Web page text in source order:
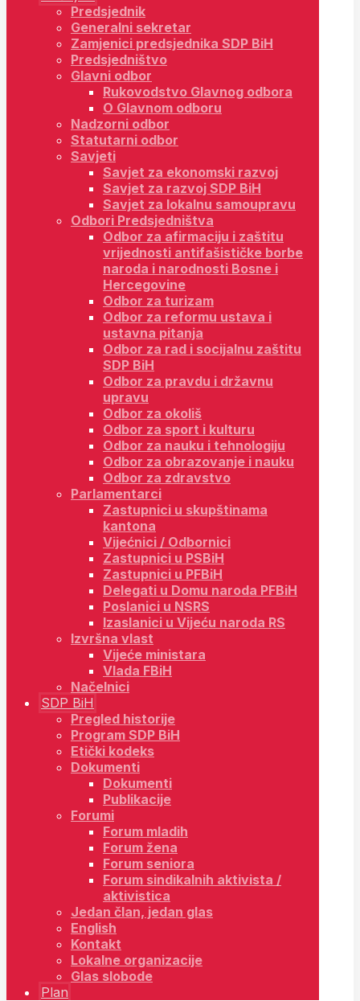
Predsjednik
Generalni sekretar
Zamjenici predsjednika SDP BiH
Predsjedništvo
Glavni odbor
Rukovodstvo Glavnog odbora
O Glavnom odboru
Nadzorni odbor
Statutarni odbor
Savjeti
Savjet za ekonomski razvoj
Savjet za razvoj SDP BiH
Savjet za lokalnu samoupravu
Odbori Predsjedništva
Odbor za afirmaciju i zaštitu
vrijednosti antifašističke borbe
naroda i narodnosti Bosne i
Hercegovine
Odbor za turizam
Odbor za reformu ustava i
ustavna pitanja
Odbor za rad i socijalnu zaštitu
SDP BiH
Odbor za pravdu i državnu
upravu
Odbor za okoliš
Odbor za sport i kulturu
Odbor za nauku i tehnologiju
Odbor za obrazovanje i nauku
Odbor za zdravstvo
Parlamentarci
Zastupnici u skupštinama
kantona
Vijećnici / Odbornici
Zastupnici u PSBiH
Zastupnici u PFBiH
Delegati u Domu naroda PFBiH
Poslanici u NSRS
Izaslanici u Vijeću naroda RS
Izvršna vlast
Vijeće ministara
Vlada FBiH
Načelnici
SDP BiH
Pregled historije
Program SDP BiH
Etički kodeks
Dokumenti
Dokumenti
Publikacije
Forumi
Forum mladih
Forum žena
Forum seniora
Forum sindikalnih aktivista /
aktivistica
Jedan član, jedan glas
English
Kontakt
Lokalne organizacije
Glas slobode
Plan